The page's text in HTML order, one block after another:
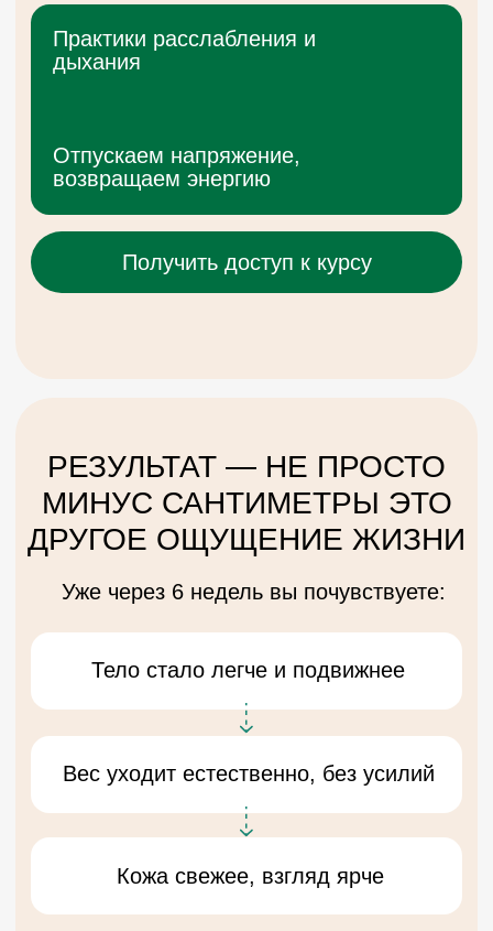
“ТРАНСФОРМАЦИЯ” —
ЭТО ПРОГРАММА, ГДЕ ВЫ
СОЗНАНИЯ
Через движение, дыхание,
телесные практики и внутреннюю
работу
каждый день
1,5 месяца мягких,
осознанных практик
РУСЛАН ТИМОФЕЕВ
Эксперт по оздоровлению, психолог,
консультант метода Мета- Алгоритмов,
со-автор метода ментально-телесной
терапии, мастер мягкой правки, со-
основатель и преподаватель Центра
Развития «Истина»
Международной Ассоциации
ВЕДУЩИЙ КУРСА: